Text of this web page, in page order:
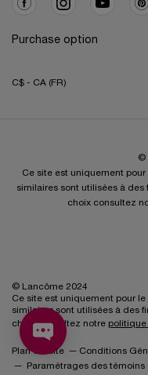
Purchase option
C$ - CA (FR)
©
Ce site est uniquement
similaires sont utilisées à des
choix consultez
© Lancôme 2024
Ce site est uniquement pour
similaires sont utilisées à des
choix consultez notre
Plan du Site Conditions
Paramétrages des témoins